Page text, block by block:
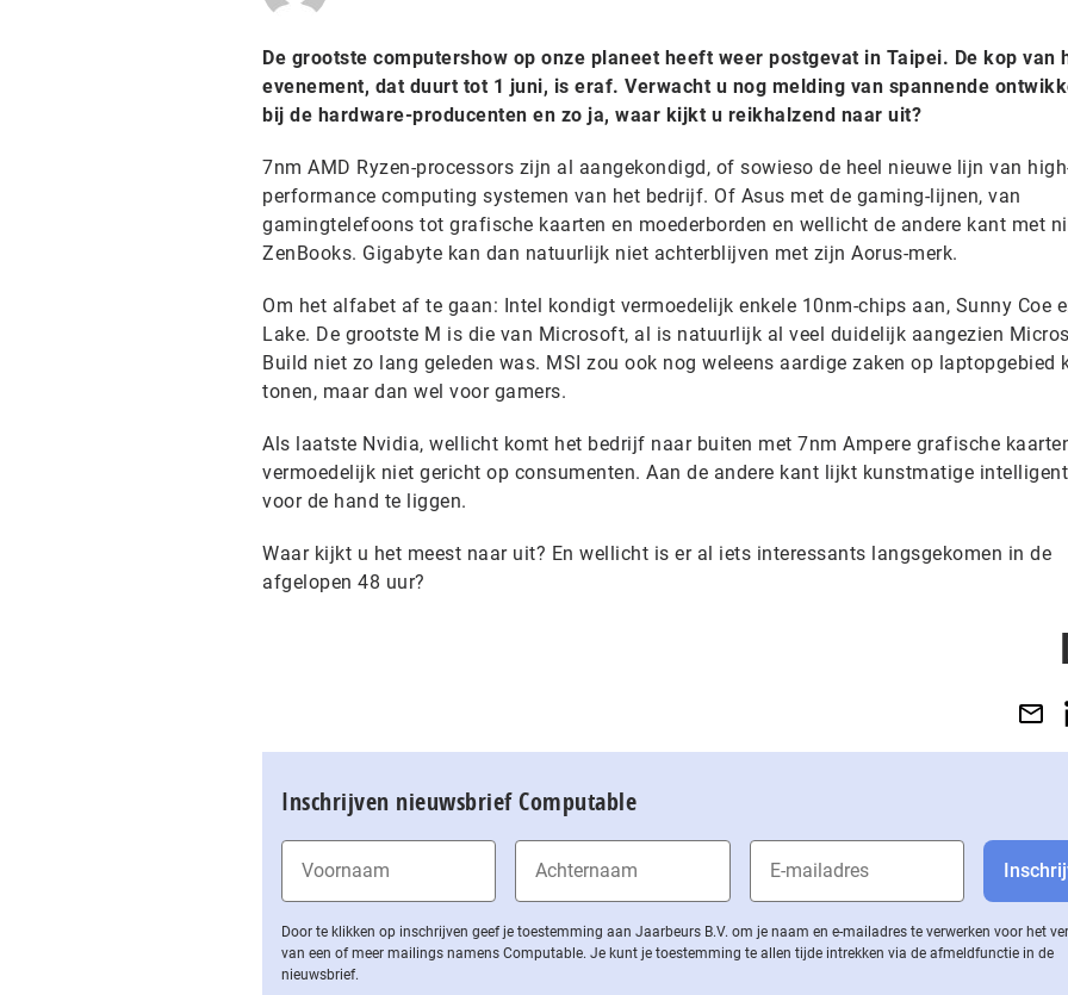
De grootste computershow op onze planeet heeft weer postgevat in Taipei. De kop van
evenement, dat duurt tot 1 juni, is eraf. Verwacht u nog melding van spannende
bij de hardware-producenten en zo ja, waar kijkt u reikhalzend naar uit?
7nm AMD Ryzen-processors zijn al aangekondigd, of sowieso de heel nieuwe lijn van
performance computing systemen van het bedrijf. Of Asus met de gaming-lijnen, van
gamingtelefoons tot grafische kaarten en moederborden en wellicht de andere kant met
ZenBooks. Gigabyte kan dan natuurlijk niet achterblijven met zijn Aorus-merk.
Om het alfabet af te gaan: Intel kondigt vermoedelijk enkele 10nm-chips aan, Sunny Coe
Lake. De grootste M is die van Microsoft, al is natuurlijk al veel duidelijk aangezien
Build niet zo lang geleden was. MSI zou ook nog weleens aardige zaken op laptopgebied
tonen, maar dan wel voor gamers.
Als laatste Nvidia, wellicht komt het bedrijf naar buiten met 7nm Ampere grafische
vermoedelijk niet gericht op consumenten. Aan de andere kant lijkt kunstmatige
voor de hand te liggen.
Waar kijkt u het meest naar uit? En wellicht is er al iets interessants langsgekomen in de
afgelopen 48 uur?
Inschrijven nieuwsbrief Computable
Door te klikken op inschrijven geef je toestemming aan Jaarbeurs B.V. om je naam en e-mailadres te verwerken voor het
van een of meer mailings namens Computable. Je kunt je toestemming te allen tijde intrekken via de af­meld­func­tie in de
nieuwsbrief.